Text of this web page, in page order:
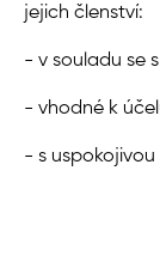
jejich členství:
- v souladu se
- vhodné k
- s